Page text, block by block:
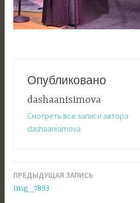
Опубликовано
dashaanisimova
Смотреть все записи автора
dashaanisimova
Навигация
по
ПРЕДЫДУЩАЯ ЗАПИСЬ
img_7893